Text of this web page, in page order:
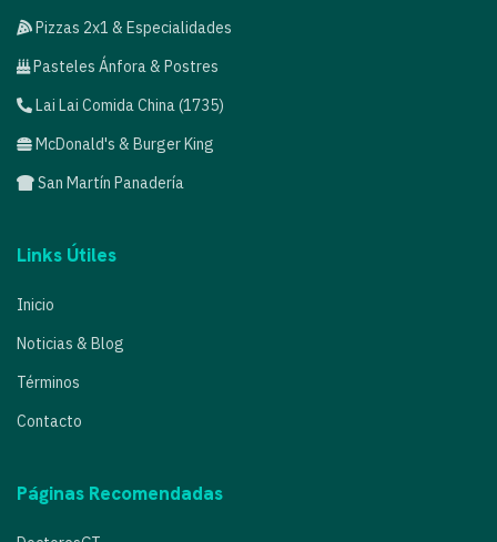
Pizzas 2x1 & Especialidades
Pasteles Ánfora & Postres
Lai Lai Comida China (1735)
McDonald's & Burger King
San Martín Panadería
Links Útiles
Inicio
Noticias & Blog
Términos
Contacto
Páginas Recomendadas